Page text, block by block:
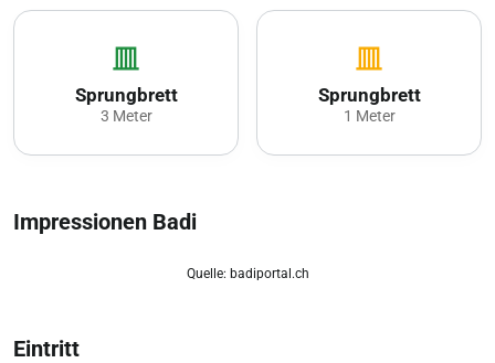
vertical_shades_closed
Sprungbrett
3 Meter
vertical_shades_closed
Sprungbrett
1 Meter
Impressionen Badi
Quelle: badiportal.ch
Eintritt